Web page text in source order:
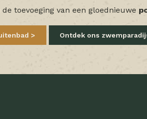
de toevoeging van een gloednieuwe
Ontdek ons